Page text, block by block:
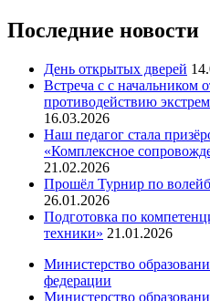
Последние новости
День открытых дверей
Встреча с с начальником
противодействию
16.03.2026
Наш педагог стала
«Комплексное
21.02.2026
Прошёл Турнир по
26.01.2026
Подготовка по
техники» 21.01.2026
Министерство
федерации
Министерство